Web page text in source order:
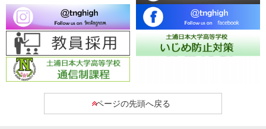
ページの先頭へ戻る